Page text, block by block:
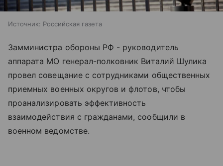
Источник: Российская газета
Замминистра обороны РФ - руководитель
аппарата МО генерал-полковник Виталий Шулика
провел совещание с сотрудниками общественных
приемных военных округов и флотов, чтобы
проанализировать эффективность
взаимодействия с гражданами, сообщили в
военном ведомстве.